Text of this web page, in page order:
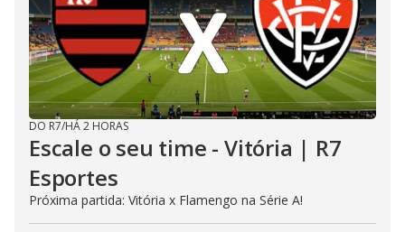
DO R7/HÁ 2 HORAS
Escale o seu time - Vitória | R7
Esportes
Próxima partida: Vitória x Flamengo na Série A!